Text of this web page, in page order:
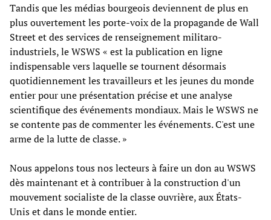
Tandis que les médias bourgeois deviennent de plus en
plus ouvertement les porte-voix de la propagande de Wall
Street et des services de renseignement militaro-
industriels, le WSWS « est la publication en ligne
indispensable vers laquelle se tournent désormais
quotidiennement les travailleurs et les jeunes du monde
entier pour une présentation précise et une analyse
scientifique des événements mondiaux. Mais le WSWS ne
se contente pas de commenter les événements. C'est une
arme de la lutte de classe. »
Nous appelons tous nos lecteurs à faire un don au WSWS
dès maintenant et à contribuer à la construction d'un
mouvement socialiste de la classe ouvrière, aux États-
Unis et dans le monde entier.